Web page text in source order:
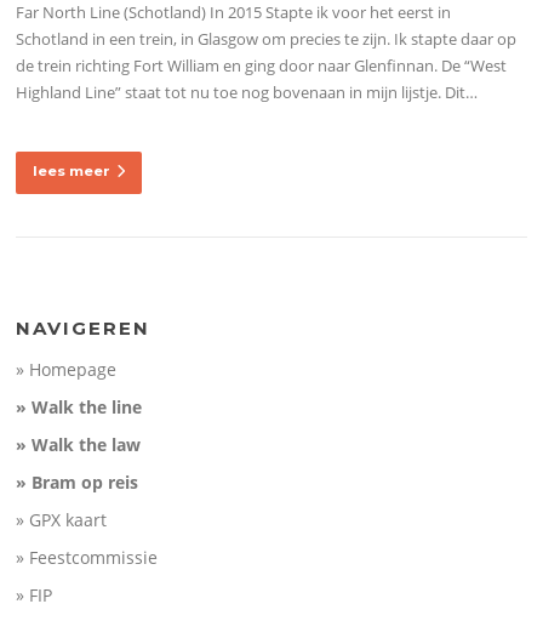
Far North Line (Schotland) In 2015 Stapte ik voor het eerst in
Schotland in een trein, in Glasgow om precies te zijn. Ik stapte daar op
de trein richting Fort William en ging door naar Glenfinnan. De “West
Highland Line” staat tot nu toe nog bovenaan in mijn lijstje. Dit…
lees meer
NAVIGEREN
» Homepage
» Walk the line
» Walk the law
» Bram op reis
» GPX kaart
» Feestcommissie
» FIP